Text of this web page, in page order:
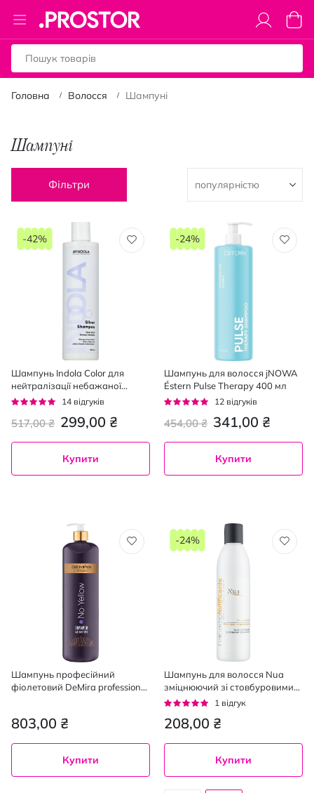
Toggle
Nav
Кошик
Головна Волосся Шампуні
Шампуні
Фільтри
Шампунь Indola Color для
нейтралізації небажаної
жовтизни волосся 300 мл
Рейтинг:
14 відгуків
299,00 ₴
517,00 ₴
-42%
Купити
Шампунь для волосся jNOWA
Éstern Pulse Therapy 400 мл
Рейтинг:
12 відгуків
341,00 ₴
454,00 ₴
-24%
Купити
Шампунь професійний
фіолетовий DeMira professional
803,00 ₴
Купити
Шампунь для волосся Nua
зміцнюючий зі стовбуровими
клітинами соняшнику 500 мл
Рейтинг:
1 відгук
208,00 ₴
-24%
Купити